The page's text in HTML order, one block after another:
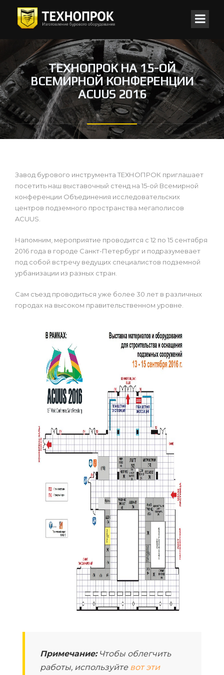
ТЕХНОПРОК НА 15-ОЙ
ВСЕМИРНОЙ КОНФЕРЕНЦИИ
ACUUS 2016
Завод бурового инструмента ТЕХНОПРОК приглашает
посетить наш выставочный стенд на 15-ой Всемирной
конференции Объединения исследовательских
центров подземного пространства мегаполисов
ACUUS.
Напомним, мероприятие проводится с 12 по 15 сентября
2016 года в городе Санкт-Петербург и подразумевает
под собой встречу ведущих специалистов подземной
урбанизации из разных стран.
Сам съезд проводиться уже более 30 лет в различных
городах на высоком правительственном уровне.
Примечание:Чтобы облегчить
работы, используйте вот эти